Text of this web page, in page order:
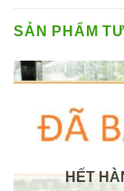
SẢN PHẨM
HẾT